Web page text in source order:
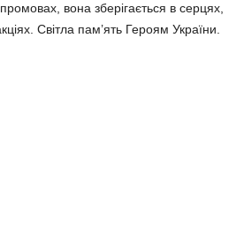
вона зберігається в серцях,
Світла пам’ять Героям України.